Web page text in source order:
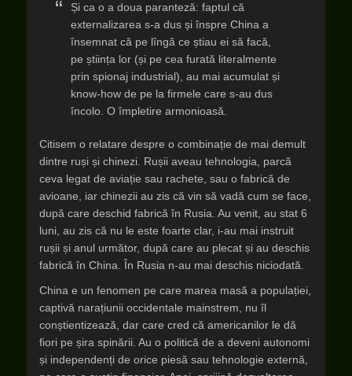
Și ca o a doua paranteză: faptul că
externalizarea s-a dus și înspre China a
însemnat că pe lîngă ce știau ei să facă,
pe știința lor (și pe cea furată literalmente
prin spionaj industrial), au mai acumulat și
know-how de pe la firmele care s-au dus
încolo. O împletire armonioasă.
Citisem o relatare despre o combinație de mai demult
dintre ruși și chinezi. Rușii aveau tehnologia, parcă
ceva legat de aviație sau rachete, sau o fabrică de
avioane, iar chinezii au zis că vin să vadă cum se face,
după care deschid fabrică în Rusia. Au venit, au stat 6
luni, au zis că nu le este foarte clar, i-au mai instruit
rușii și anul următor, după care au plecat și au deschis
fabrică în China. În Rusia n-au mai deschis niciodată.
China e un fenomen pe care marea masă a populației,
captivă narațiunii occidentale mainstrem, nu îl
conștientizează, dar care cred că americanilor le dă
fiori pe șira spinării. Au o politică de a deveni autonomi
și independenți de orice piesă sau tehnologie externă,